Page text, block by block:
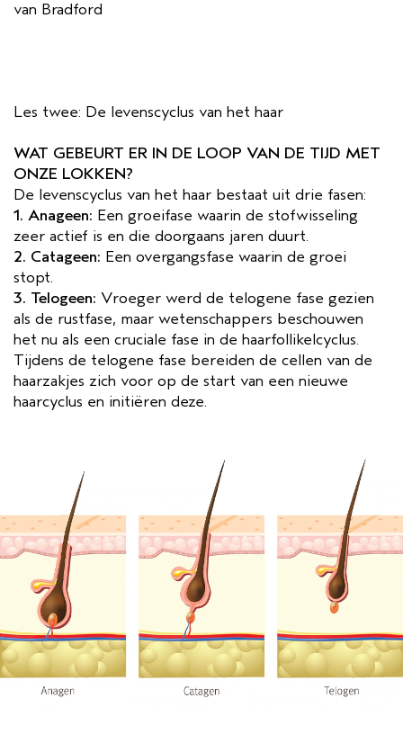
van Bradford
Les twee: De levenscyclus van het haar
WAT GEBEURT ER IN DE LOOP VAN DE TIJD MET
ONZE LOKKEN?
De levenscyclus van het haar bestaat uit drie fasen:
1. Anageen: Een groeifase waarin de stofwisseling
zeer actief is en die doorgaans jaren duurt.
2. Catageen: Een overgangsfase waarin de groei
stopt.
3. Telogeen: Vroeger werd de telogene fase gezien
als de rustfase, maar wetenschappers beschouwen
het nu als een cruciale fase in de haarfollikelcyclus.
Tijdens de telogene fase bereiden de cellen van de
haarzakjes zich voor op de start van een nieuwe
haarcyclus en initiëren deze.